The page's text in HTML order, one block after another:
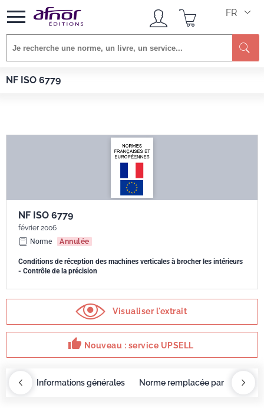
FR
NF ISO 6779
Afnor EDITIONS
NF ISO 6779
février 2006
Norme
Annulée
Conditions de réception des machines verticales à brocher les intérieurs
- Contrôle de la précision
Visualiser l'extrait
thumb_up Nouveau : service UPSELL
Informations générales Norme remplacée par